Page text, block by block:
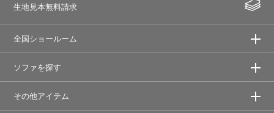
生地見本無料請求
全国ショールーム
ソファを探す
その他アイテム